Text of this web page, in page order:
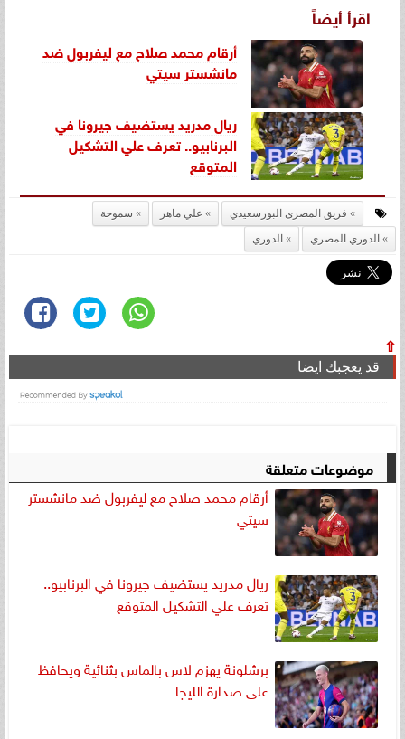
اقرأ أيضاً
أرقام محمد صلاح مع ليفربول ضد
مانشستر سيتي
ريال مدريد ‏يستضيف جيرونا في
البرنابيو.. تعرف علي التشكيل
المتوقع
فريق المصرى البورسعيدي علي ماهر
سموحة
الدوري المصري
الدوري
⇧
قد يعجبك ايضا
موضوعات متعلقة
أرقام محمد صلاح مع ليفربول ضد مانشستر
سيتي
ريال مدريد ‏يستضيف جيرونا في البرنابيو..
تعرف علي التشكيل المتوقع
برشلونة يهزم لاس بالماس بثنائية ويحافظ
على صدارة الليجا